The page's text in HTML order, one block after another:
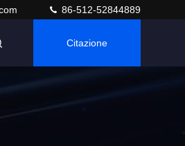
86-512-52844889
Citazione